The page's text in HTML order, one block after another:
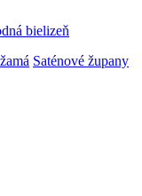
bielizeň
Saténové župany